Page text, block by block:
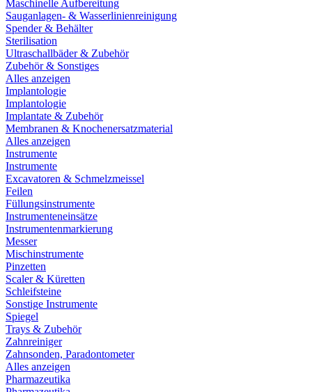
Maschinelle Aufbereitung
Sauganlagen- & Wasserlinienreinigung
Spender & Behälter
Sterilisation
Ultraschallbäder & Zubehör
Zubehör & Sonstiges
Alles anzeigen
Implantologie
Implantologie
Implantate & Zubehör
Membranen & Knochenersatzmaterial
Alles anzeigen
Instrumente
Instrumente
Excavatoren & Schmelzmeissel
Feilen
Füllungsinstrumente
Instrumenteneinsätze
Instrumentenmarkierung
Messer
Mischinstrumente
Pinzetten
Scaler & Küretten
Schleifsteine
Sonstige Instrumente
Spiegel
Trays & Zubehör
Zahnreiniger
Zahnsonden, Paradontometer
Alles anzeigen
Pharmazeutika